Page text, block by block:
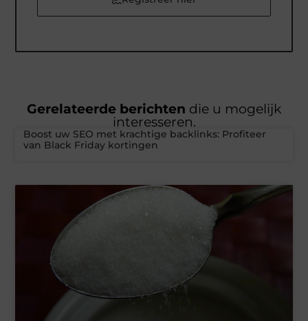
Gerelateerde berichten die u mogelijk
interesseren.
Boost uw SEO met krachtige backlinks: Profiteer
van Black Friday kortingen